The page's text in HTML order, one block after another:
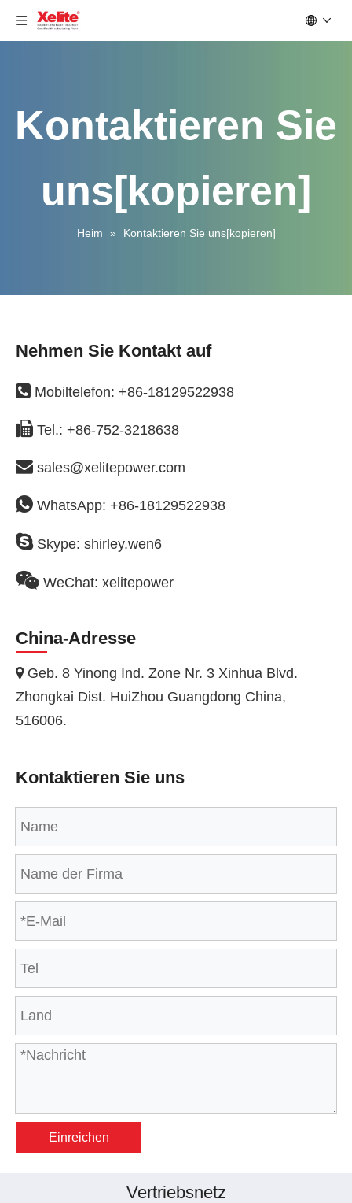
Kontaktieren Sie
uns[kopieren]
Heim » Kontaktieren Sie uns[kopieren]
Nehmen Sie Kontakt auf
 Mobiltelefon: +86-18129522938
 Tel.: +86-752-3218638
 sales@xelitepower.com
 WhatsApp: +86-18129522938
Skype: shirley.wen6
 WeChat: xelitepower
China-Adresse
Geb. 8 Yinong Ind. Zone Nr. 3 Xinhua Blvd.
Zhongkai Dist. HuiZhou Guangdong China,
516006.
Kontaktieren Sie uns
Einreichen
Vertriebsnetz